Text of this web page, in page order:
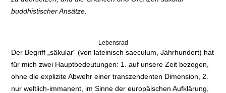
buddhistischer Ansätze.
Lebensrad
Der Begriff „säkular“ (von lateinisch saeculum, Jahrhundert) hat
für mich zwei Hauptbedeutungen: 1. auf unsere Zeit bezogen,
ohne die explizite Abwehr einer transzendenten Dimension, 2.
nur weltlich-immanent, im Sinne der europäischen Aufklärung,